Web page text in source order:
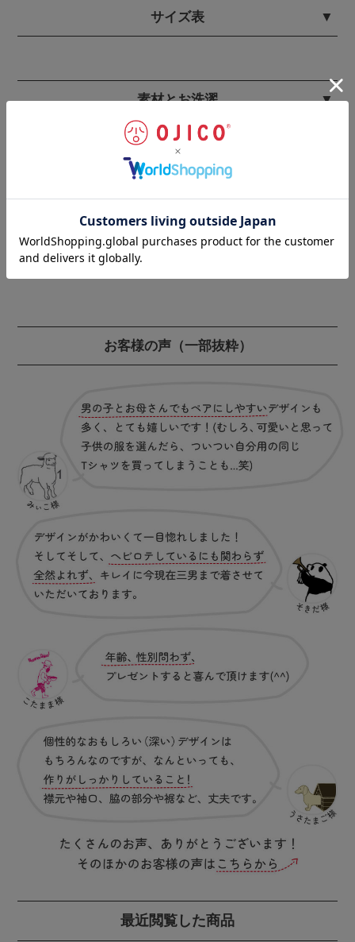
サイズ表
素材とお洗濯
ギフトラッピングのご注文はこちらから
お客様の声（一部抜粋）
最近閲覧した商品